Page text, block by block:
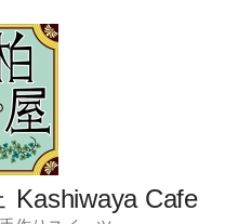
Kashiwaya Cafe